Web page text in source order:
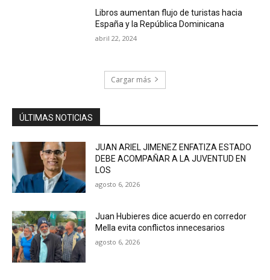
Libros aumentan flujo de turistas hacia
España y la República Dominicana
abril 22, 2024
Cargar más
ÚLTIMAS NOTICIAS
JUAN ARIEL JIMENEZ ENFATIZA ESTADO
DEBE ACOMPAÑAR A LA JUVENTUD EN
LOS
agosto 6, 2026
Juan Hubieres dice acuerdo en corredor
Mella evita conflictos innecesarios
agosto 6, 2026